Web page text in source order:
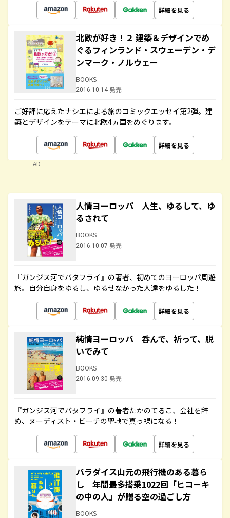
詳細を見る
北欧が好き！２ 建築＆デザインでめ
ぐるフィンランド・スウェーデン・デ
ンマーク・ノルウェー
BOOKS
2016.10.14 発売
ご好評に応えたナシエによる旅のコミックエッセイ第2弾。建
築とデザインをテーマに北欧4ヵ国をめぐります。
詳細を見る
AD
人情ヨーロッパ 人生、ゆるして、ゆ
るされて
BOOKS
2016.10.07 発売
『ガンジス河でバタフライ』の著者、初めてのヨーロッパ周遊
旅。自分自身をゆるし、ゆるせなかった人達をゆるした！
詳細を見る
純情ヨーロッパ 呑んで、祈って、脱
いでみて
BOOKS
2016.09.30 発売
『ガンジス河でバタフライ』の著者たかのてるこ、会社を辞
め、ヌーディスト・ビーチの聖地で真っ裸になる！
詳細を見る
パラダイス山元の飛行機のある暮ら
し 年間最多搭乗1022回「ヒコーキ
の中の人」が贈る空の過ごし方
BOOKS